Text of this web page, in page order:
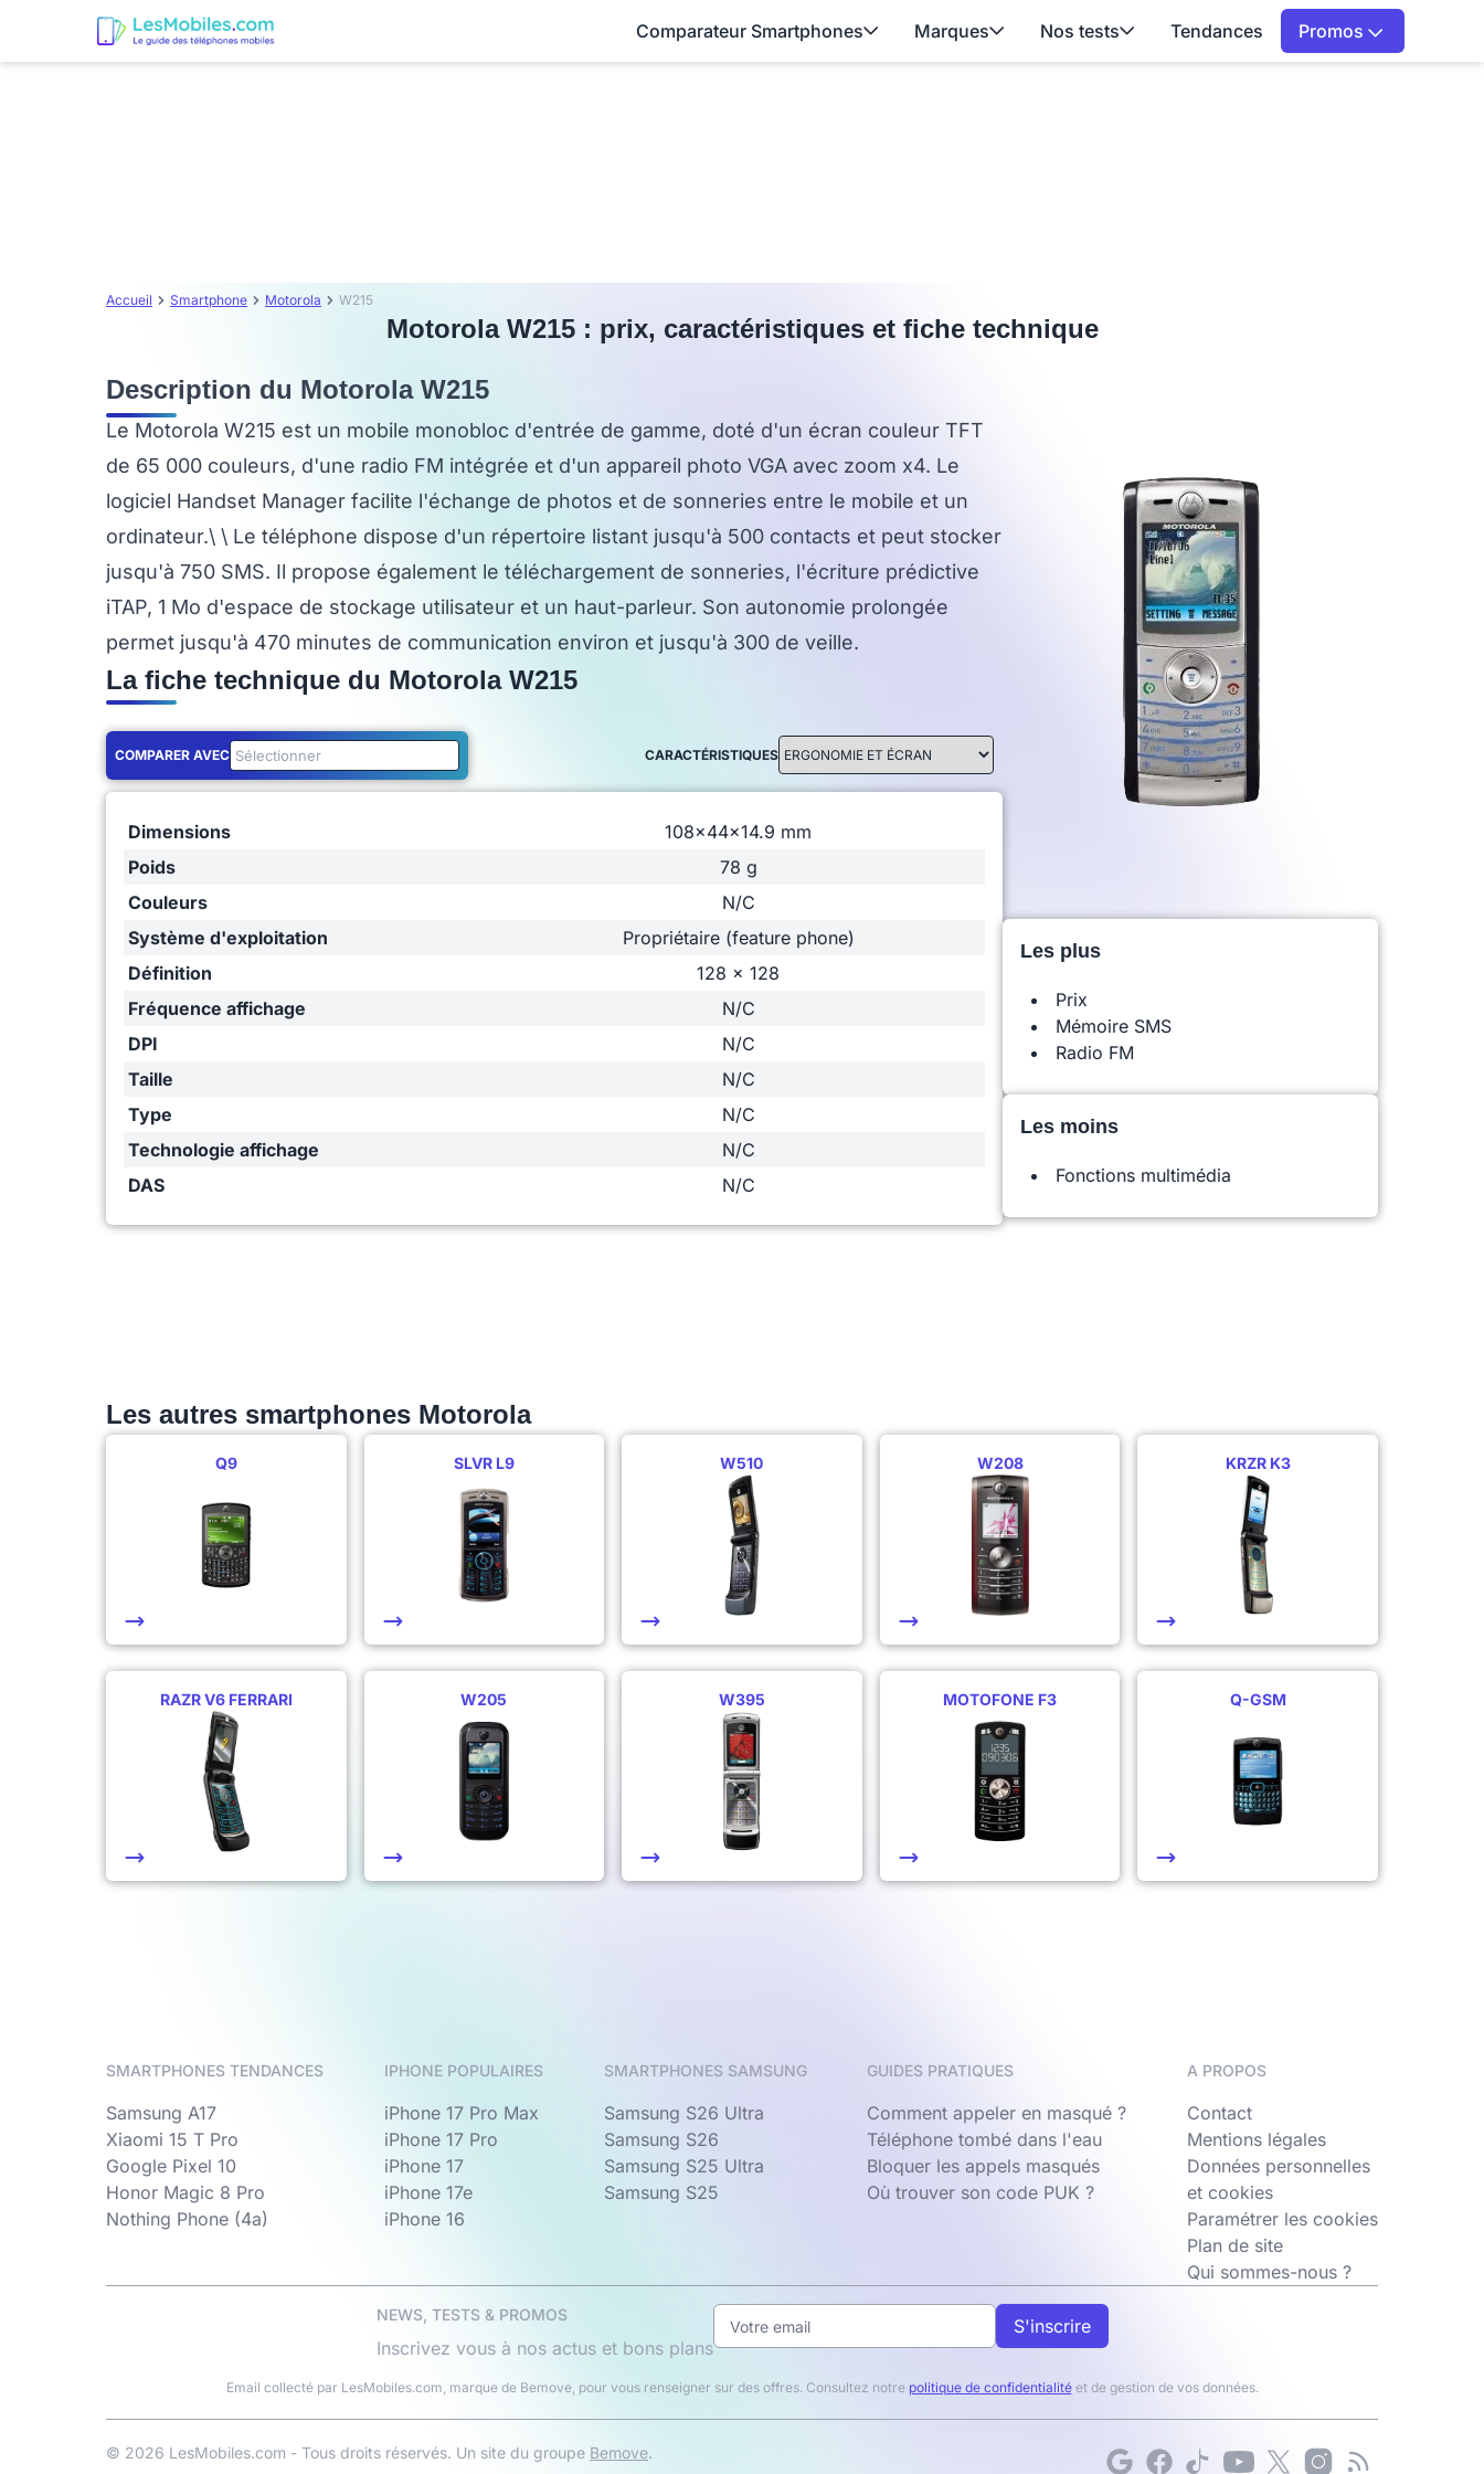
Comparateur Smartphones Marques Nos tests Tendances Promos
Accueil Smartphone Motorola W215
Motorola W215 : prix, caractéristiques et fiche technique
Les plus
Prix
Mémoire SMS
Radio FM
Les moins
Fonctions multimédia
Description du Motorola W215
Le Motorola W215 est un mobile monobloc d'entrée de gamme, doté d'un écran couleur TFT
de 65 000 couleurs, d'une radio FM intégrée et d'un appareil photo VGA avec zoom x4. Le
logiciel Handset Manager facilite l'échange de photos et de sonneries entre le mobile et un
ordinateur.\ \ Le téléphone dispose d'un répertoire listant jusqu'à 500 contacts et peut stocker
jusqu'à 750 SMS. Il propose également le téléchargement de sonneries, l'écriture prédictive
iTAP, 1 Mo d'espace de stockage utilisateur et un haut-parleur. Son autonomie prolongée
permet jusqu'à 470 minutes de communication environ et jusqu'à 300 de veille.
La fiche technique du Motorola W215
COMPARER AVEC CARACTÉRISTIQUES
Dimensions
108x44x14.9 mm
Poids
78 g
Couleurs
N/C
Système d'exploitation
Propriétaire (feature phone)
Définition
128 x 128
Fréquence affichage
N/C
DPI
N/C
Taille
N/C
Type
N/C
Technologie affichage
N/C
DAS
N/C
Les autres smartphones Motorola
Q9 SLVR L9 W510 W208 KRZR K3
RAZR V6 FERRARI W205 W395 MOTOFONE F3 Q-GSM
SMARTPHONES TENDANCES
Samsung A17
Xiaomi 15 T Pro
Google Pixel 10
Honor Magic 8 Pro
Nothing Phone (4a)
IPHONE POPULAIRES
iPhone 17 Pro Max
iPhone 17 Pro
iPhone 17
iPhone 17e
iPhone 16
SMARTPHONES SAMSUNG
Samsung S26 Ultra
Samsung S26
Samsung S25 Ultra
Samsung S25
GUIDES PRATIQUES
Comment appeler en masqué ?
Téléphone tombé dans l'eau
Bloquer les appels masqués
Où trouver son code PUK ?
A PROPOS
Contact
Mentions légales
Données personnelles
et cookies
Paramétrer les cookies
Plan de site
Qui sommes-nous ?
NEWS, TESTS & PROMOS
Inscrivez vous à nos actus et bons plans
S'inscrire
Email collecté par LesMobiles.com, marque de Bemove, pour vous renseigner sur des offres. Consultez notre politique de confidentialitéet de gestion de vos données.
© 2026 LesMobiles.com - Tous droits réservés. Un site du groupe Bemove.